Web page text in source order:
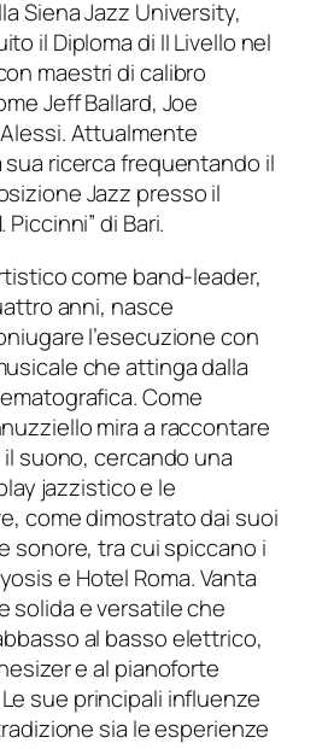
Siena Jazz University,
il Diploma di II Livello nel
maestri di calibro
Jeff Ballard, Joe
Attualmente
ricerca frequentando il
Jazz presso il
di Bari.
come band-leader,
anni, nasce
l’esecuzione con
che attinga dalla
Come
mira a raccontare
suono, cercando una
jazzistico e le
come dimostrato dai suoi
sonore, tra cui spiccano i
e Hotel Roma. Vanta
solida e versatile che
al basso elettrico,
e al pianoforte
sue principali influenze
sia le esperienze